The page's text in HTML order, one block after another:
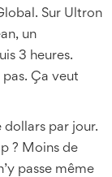
Sur Ultron
un
3 heures.
Ça veut
dollars par jour.
? Moins de
passe même